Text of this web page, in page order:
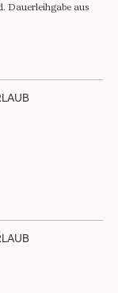
Dauerleihgabe aus